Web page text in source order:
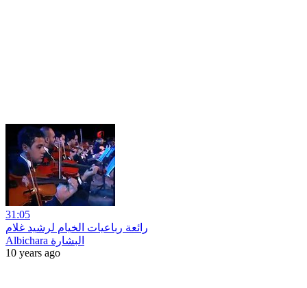
31:05
رائعة رباعيات الخيام لرشيد غلام
Albichara البشارة
10 years ago